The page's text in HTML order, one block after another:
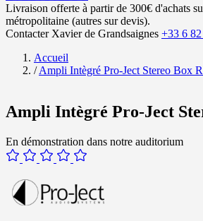
Livraison offerte à partir de 300€ d'achats
métropolitaine (autres sur devis).
Contacter Xavier de Grandsaignes +33 6
Accueil
/ Ampli Intègré Pro-Ject Stereo Box
Ampli Intègré Pro-Ject
En démonstration dans notre auditorium